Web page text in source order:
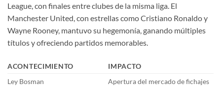
League, con finales entre clubes de la misma liga. El
Manchester United, con estrellas como Cristiano Ronaldo y
Wayne Rooney, mantuvo su hegemonía, ganando múltiples
títulos y ofreciendo partidos memorables.
ACONTECIMIENTO
IMPACTO
Ley Bosman
Apertura del mercado de fichajes